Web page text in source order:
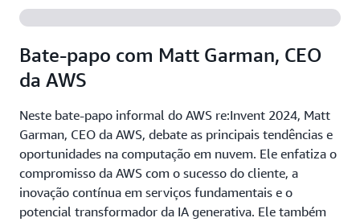
Bate-papo com Matt Garman, CEO
da AWS
Neste bate-papo informal do AWS re:Invent 2024, Matt
Garman, CEO da AWS, debate as principais tendências e
oportunidades na computação em nuvem. Ele enfatiza o
compromisso da AWS com o sucesso do cliente, a
inovação contínua em serviços fundamentais e o
potencial transformador da IA generativa. Ele também